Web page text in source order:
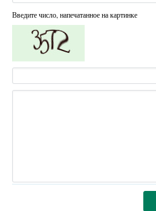
Введите число, напечатанное на картинке